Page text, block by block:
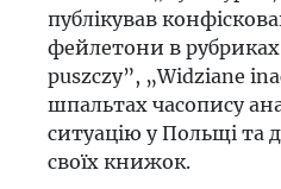
публікував
фейлетони в рубриках
puszczy”, „Widziane
шпальтах часопису
ситуацію у Польщі та
своїх книжок.